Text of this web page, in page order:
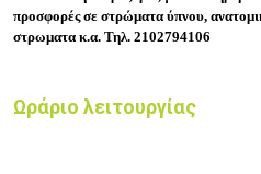
προσφορές σε στρώματα ύπνου,
στρωματα κ.α. Τηλ. 2102794106
Ωράριο λειτουργίας